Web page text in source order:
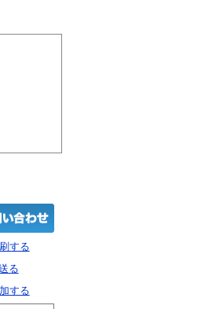
する
る
する